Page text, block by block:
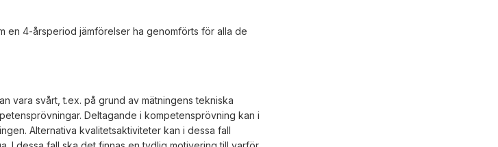
en 4-årsperiod jämförelser ha genomförts för alla de
vara svårt, t.ex. på grund av mätningens tekniska
Deltagande i kompetensprövning kan i
Alternativa kvalitetsaktiviteter kan i dessa fall